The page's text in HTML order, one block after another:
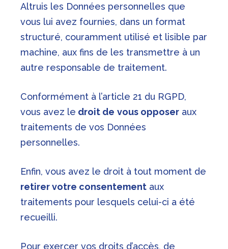
Altruis les Données personnelles que
vous lui avez fournies, dans un format
structuré, couramment utilisé et lisible par
machine, aux fins de les transmettre à un
autre responsable de traitement.
Conformément à l’article 21 du RGPD,
vous avez le droit de vous opposer aux
traitements de vos Données
personnelles.
Enfin, vous avez le droit à tout moment de
retirer votre consentement aux
traitements pour lesquels celui-ci a été
recueilli.
Pour exercer vos droits d’accès, de